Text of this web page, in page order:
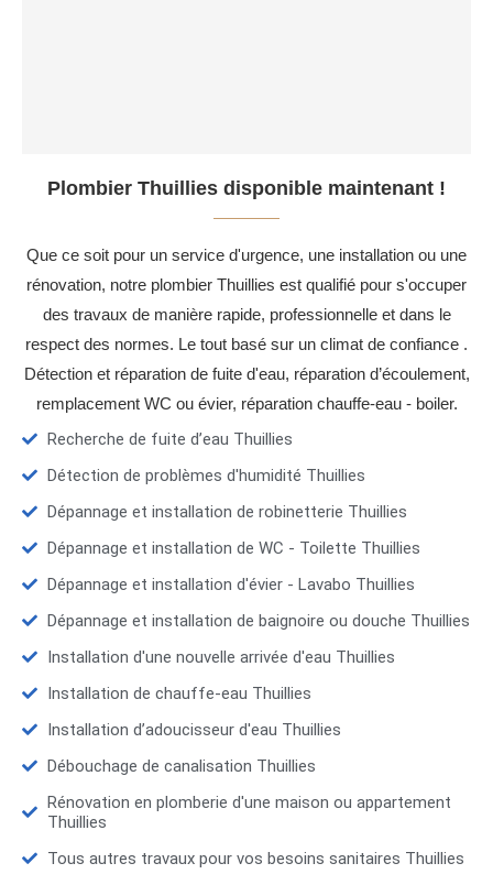
Plombier Thuillies disponible maintenant !
Que ce soit pour un service d'urgence, une installation ou une
rénovation, notre plombier Thuillies est qualifié pour s'occuper
des travaux de manière rapide, professionnelle et dans le
respect des normes. Le tout basé sur un climat de confiance .
Détection et réparation de fuite d'eau, réparation d’écoulement,
remplacement WC ou évier, réparation chauffe-eau - boiler.
Recherche de fuite d’eau Thuillies
Détection de problèmes d'humidité Thuillies
Dépannage et installation de robinetterie Thuillies
Dépannage et installation de WC - Toilette Thuillies
Dépannage et installation d'évier - Lavabo Thuillies
Dépannage et installation de baignoire ou douche Thuillies
Installation d'une nouvelle arrivée d'eau Thuillies
Installation de chauffe-eau Thuillies
Installation d’adoucisseur d'eau Thuillies
Débouchage de canalisation Thuillies
Rénovation en plomberie d'une maison ou appartement
Thuillies
Tous autres travaux pour vos besoins sanitaires Thuillies